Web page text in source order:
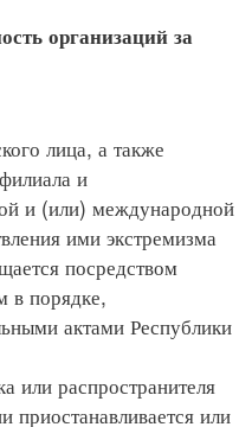
организаций за
лица, а также
и
и (или) международной
ими экстремизма
посредством
в порядке,
актами Республики
распространителя
приостанавливается или